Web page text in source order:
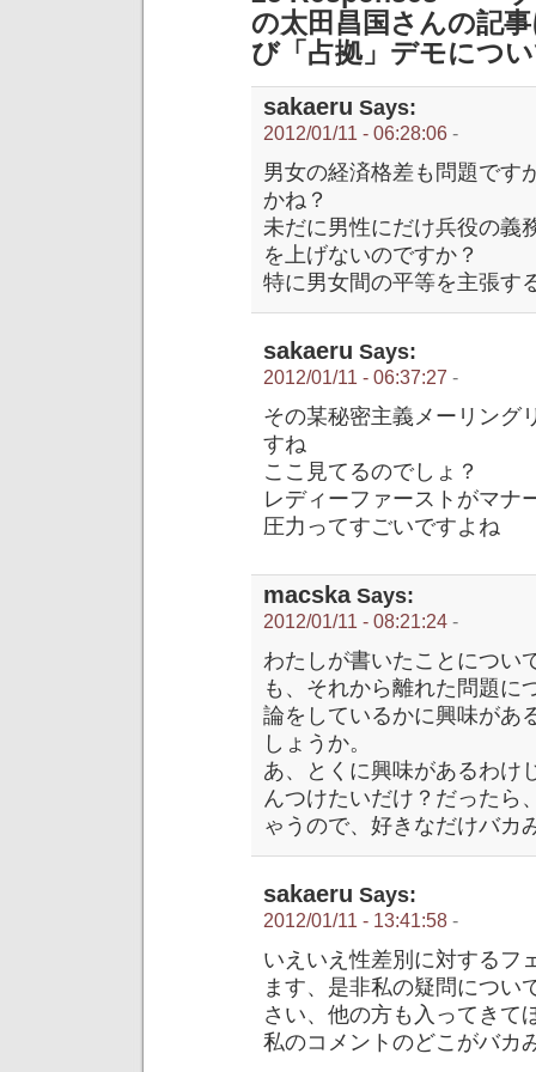
の太田昌国さんの記
び「占拠」デモにつ
sakaeru Says:
2012/01/11 - 06:28:06 -
男女の経済格差も問題です
かね？
未だに男性にだけ兵役の義
を上げないのですか？
特に男女間の平等を主張す
sakaeru Says:
2012/01/11 - 06:37:27 -
その某秘密主義メーリング
すね
ここ見てるのでしょ？
レディーファーストがマナ
圧力ってすごいですよね
macskaSays:
2012/01/11 - 08:21:24 -
わたしが書いたことについ
も、それから離れた問題に
論をしているかに興味があ
しょうか。
あ、とくに興味があるわけ
んつけたいだけ？だったら
ゃうので、好きなだけバカ
sakaeru Says:
2012/01/11 - 13:41:58 -
いえいえ性差別に対するフ
ます、是非私の疑問につい
さい、他の方も入ってきて
私のコメントのどこがバカ